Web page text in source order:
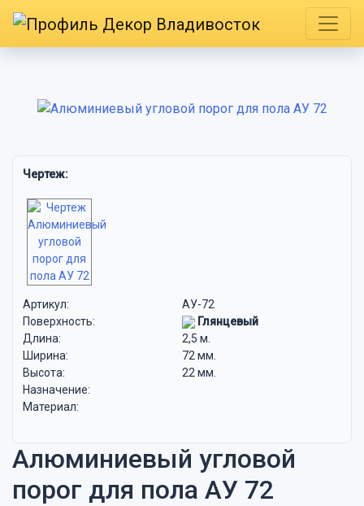
Чертеж:
Артикул:
АУ-72
Поверхность:
Глянцевый
Длина:
2,5 м.
Ширина:
72 мм.
Высота:
22 мм.
Назначение:
Материал:
Алюминиевый угловой
порог для пола АУ 72